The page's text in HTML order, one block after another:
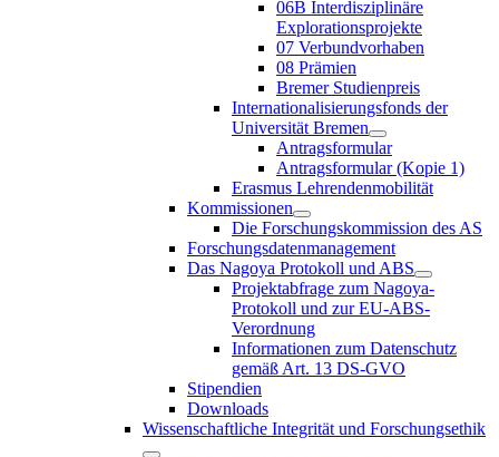
06B Interdisziplinäre
Explorationsprojekte
07 Verbundvorhaben
08 Prämien
Bremer Studienpreis
Internationalisierungsfonds der
Universität Bremen
Antragsformular
Antragsformular (Kopie 1)
Erasmus Lehrendenmobilität
Kommissionen
Die Forschungskommission des AS
Forschungsdatenmanagement
Das Nagoya Protokoll und ABS
Projektabfrage zum Nagoya-
Protokoll und zur EU-ABS-
Verordnung
Informationen zum Datenschutz
gemäß Art. 13 DS-GVO
Stipendien
Downloads
Wissenschaftliche Integrität und Forschungsethik